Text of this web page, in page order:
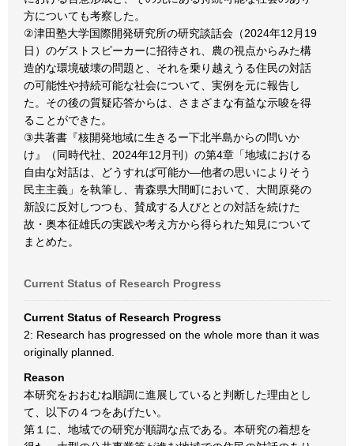
方についても考察した。
②津田塾大学国際開発研究所の研究談話会（2024年12月19
日）のゲストスピーカーに招待され、農の視点からみた構
造的な環境破壊の問題と、それを乗り越えうる住民の対話
の可能性や持続可能な社会について、実例を元に報告し
た。その後の質疑応答からは、さまざまな有益な示唆を得
ることができた。
③共著書『核開発地域に生きるー下北半島からの問いか
け』（同時代社、2024年12月刊）の第4章「地域における
自由な対話は、どうすれば可能か―他者の思いによりそう
民主主義」を執筆し、青森県大間町において、大間原発の
新設に反対しつつも、賛成する人びととの対話を続けた
故・奥本征雄氏の実践や考え方から得られた知見について
まとめた。
Current Status of Research Progress
Current Status of Research Progress
2: Research has progressed on the whole more than it was
originally planned.
Reason
本研究をおおむね順調に進展していると判断した理由とし
て、以下の４つをあげたい。
第１に、地域での研究が順調な点である。本研究の着想を